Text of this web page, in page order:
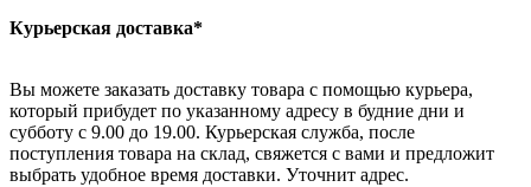
Курьерская доставка*
Вы можете заказать доставку товара с помощью курьера,
который прибудет по указанному адресу в будние дни и
субботу с 9.00 до 19.00. Курьерская служба, после
поступления товара на склад, свяжется с вами и предложит
выбрать удобное время доставки. Уточнит адрес.